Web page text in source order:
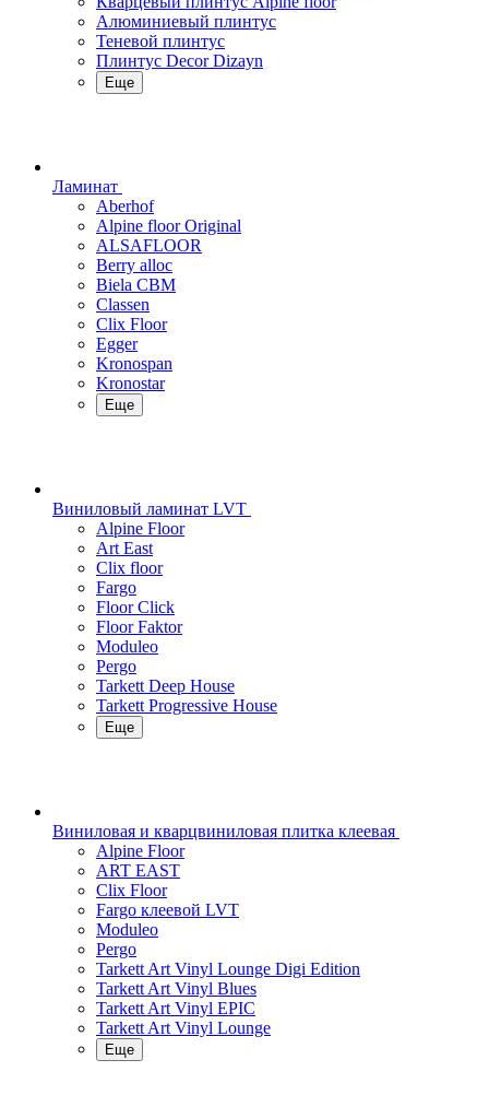
Алюминиевый плинтус
Теневой плинтус
Плинтус Decor Dizayn
Еще
Ламинат
Aberhof
Alpine floor Original
ALSAFLOOR
Berry alloc
Biela CBM
Classen
Clix Floor
Egger
Kronospan
Kronostar
Еще
Виниловый ламинат LVT
Alpine Floor
Art East
Clix floor
Fargo
Floor Click
Floor Faktor
Moduleo
Pergo
Tarkett Deep House
Tarkett Progressive House
Еще
Виниловая и кварцвиниловая плитка клеевая
Alpine Floor
ART EAST
Clix Floor
Fargo клеевой LVT
Moduleo
Pergo
Tarkett Art Vinyl Lounge Digi Edition
Tarkett Art Vinyl Blues
Tarkett Art Vinyl EPIC
Tarkett Art Vinyl Lounge
Еще